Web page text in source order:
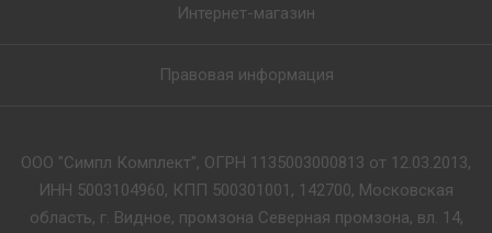
Интернет-магазин
Правовая информация
ООО "Симпл Комплект", ОГРН 1135003000813 от 12.03.2013,
ИНН 5003104960, КПП 500301001, 142700, Московская
область, г. Видное, промзона Северная промзона, вл. 14,